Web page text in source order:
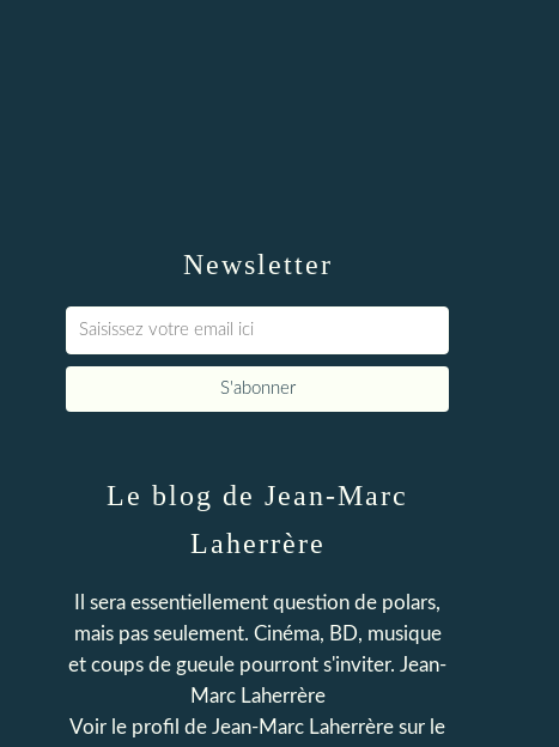
Newsletter
Le blog de Jean-Marc
Laherrère
Il sera essentiellement question de polars,
mais pas seulement. Cinéma, BD, musique
et coups de gueule pourront s'inviter. Jean-
Marc Laherrère
Voir le profil de Jean-Marc Laherrère sur le